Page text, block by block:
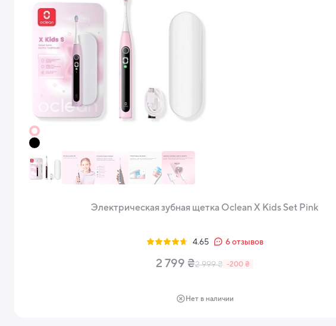
Электрическая зубная щетка Oclean X Kids Set Pink
4.65 6отзывов
2 799 ₴2 999 ₴ -200 ₴
Нет в наличии